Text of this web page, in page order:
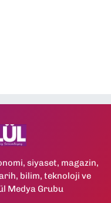
siyaset, magazin,
bilim, teknoloji ve
Medya Grubu